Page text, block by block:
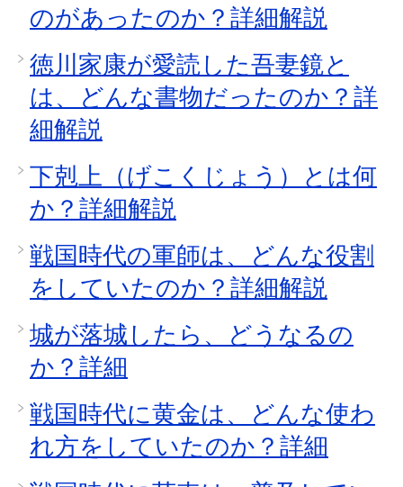
のがあったのか？詳細解説
徳川家康が愛読した吾妻鏡と
は、どんな書物だったのか？詳
細解説
下剋上（げこくじょう）とは何
か？詳細解説
戦国時代の軍師は、どんな役割
をしていたのか？詳細解説
城が落城したら、どうなるの
か？詳細
戦国時代に黄金は、どんな使わ
れ方をしていたのか？詳細